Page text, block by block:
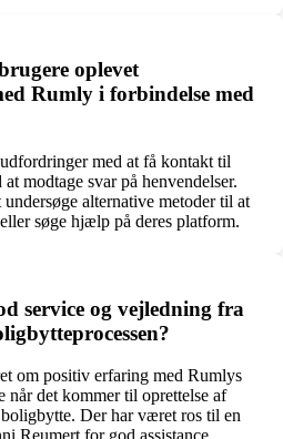
oplevet
Rumly i forbindelse med
med at få kontakt til
modtage svar på henvendelser.
alternative metoder til at
søge hjælp på deres platform.
service og vejledning fra
om positiv erfaring med Rumlys
når det kommer til oprettelse af
Der har været ros til en